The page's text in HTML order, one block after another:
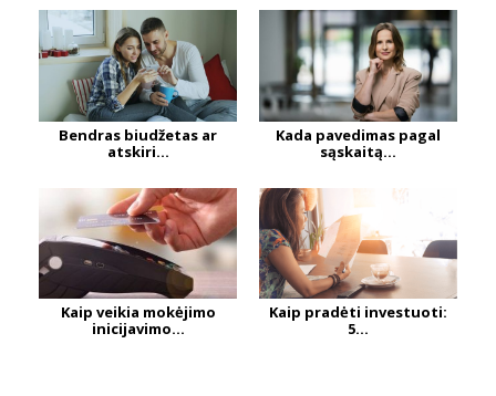
Bendras biudžetas ar
atskiri...
Kada pavedimas pagal
sąskaitą...
Kaip veikia mokėjimo
inicijavimo...
Kaip pradėti investuoti:
5...